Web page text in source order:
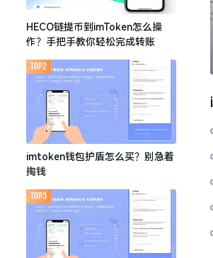
HECO链提币到imToken怎么操
作？手把手教你轻松完成转账
imtoken钱包护盾怎么买？别急着
掏钱
TOP2
TOP3